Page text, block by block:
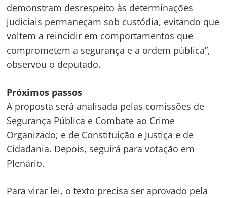
demonstram desrespeito às determinações
judiciais permaneçam sob custódia, evitando que
voltem a reincidir em comportamentos que
comprometem a segurança e a ordem pública”,
observou o deputado.
Próximos passos
A proposta será analisada pelas comissões de
Segurança Pública e Combate ao Crime
Organizado; e de Constituição e Justiça e de
Cidadania. Depois, seguirá para votação em
Plenário.
Para virar lei, o texto precisa ser aprovado pela
Navegação
de
Post